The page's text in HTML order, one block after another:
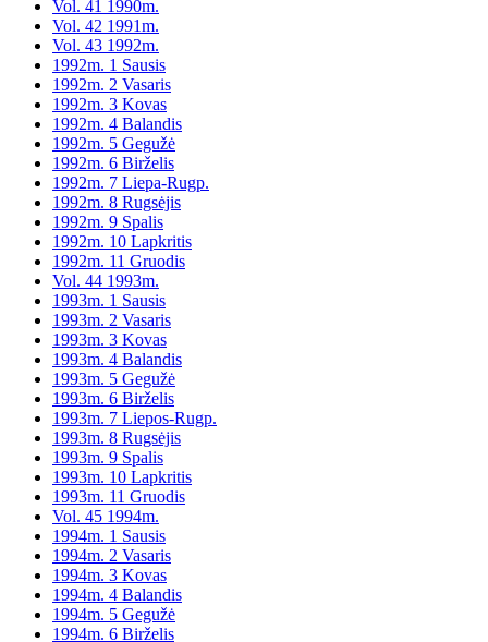
Vol. 41 1990m.
Vol. 42 1991m.
Vol. 43 1992m.
1992m. 1 Sausis
1992m. 2 Vasaris
1992m. 3 Kovas
1992m. 4 Balandis
1992m. 5 Gegužė
1992m. 6 Birželis
1992m. 7 Liepa-Rugp.
1992m. 8 Rugsėjis
1992m. 9 Spalis
1992m. 10 Lapkritis
1992m. 11 Gruodis
Vol. 44 1993m.
1993m. 1 Sausis
1993m. 2 Vasaris
1993m. 3 Kovas
1993m. 4 Balandis
1993m. 5 Gegužė
1993m. 6 Birželis
1993m. 7 Liepos-Rugp.
1993m. 8 Rugsėjis
1993m. 9 Spalis
1993m. 10 Lapkritis
1993m. 11 Gruodis
Vol. 45 1994m.
1994m. 1 Sausis
1994m. 2 Vasaris
1994m. 3 Kovas
1994m. 4 Balandis
1994m. 5 Gegužė
1994m. 6 Birželis